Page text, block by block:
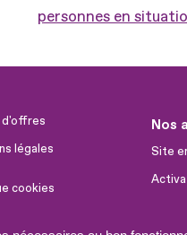
personnes en
d'offres
légales
cookies
Nos
Site